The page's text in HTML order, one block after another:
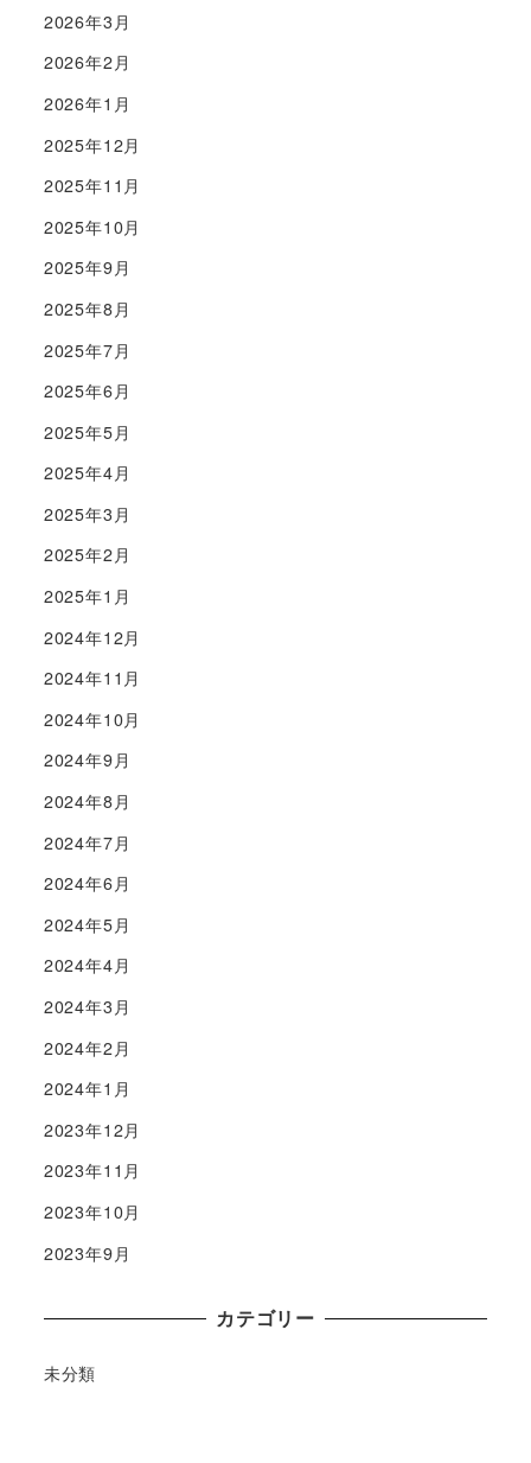
2026年3月
2026年2月
2026年1月
2025年12月
2025年11月
2025年10月
2025年9月
2025年8月
2025年7月
2025年6月
2025年5月
2025年4月
2025年3月
2025年2月
2025年1月
2024年12月
2024年11月
2024年10月
2024年9月
2024年8月
2024年7月
2024年6月
2024年5月
2024年4月
2024年3月
2024年2月
2024年1月
2023年12月
2023年11月
2023年10月
2023年9月
カテゴリー
未分類